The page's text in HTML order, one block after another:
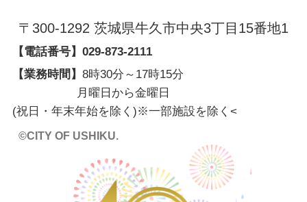
〒300-1292 茨城県牛久市中央3丁目15番地1
【電話番号】 029-873-2111
【業務時間】 8時30分～17時15分
月曜日から金曜日
(祝日・年末年始を除く)※一部施設を除く <
©CITY OF USHIKU.